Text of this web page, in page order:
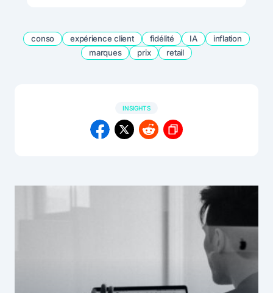
conso expérience client fidélité IA
inflation
marques
prix retail
INSIGHTS